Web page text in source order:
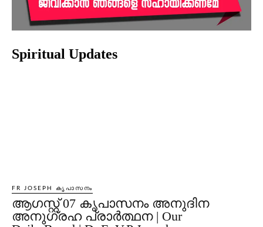
Spiritual Updates
FR JOSEPH കൃപാസനം
ആഗസ്റ്റ് 07 കൃപാസനം അനുദിന
അനുഗ്രഹ പ്രാർത്ഥന | Our